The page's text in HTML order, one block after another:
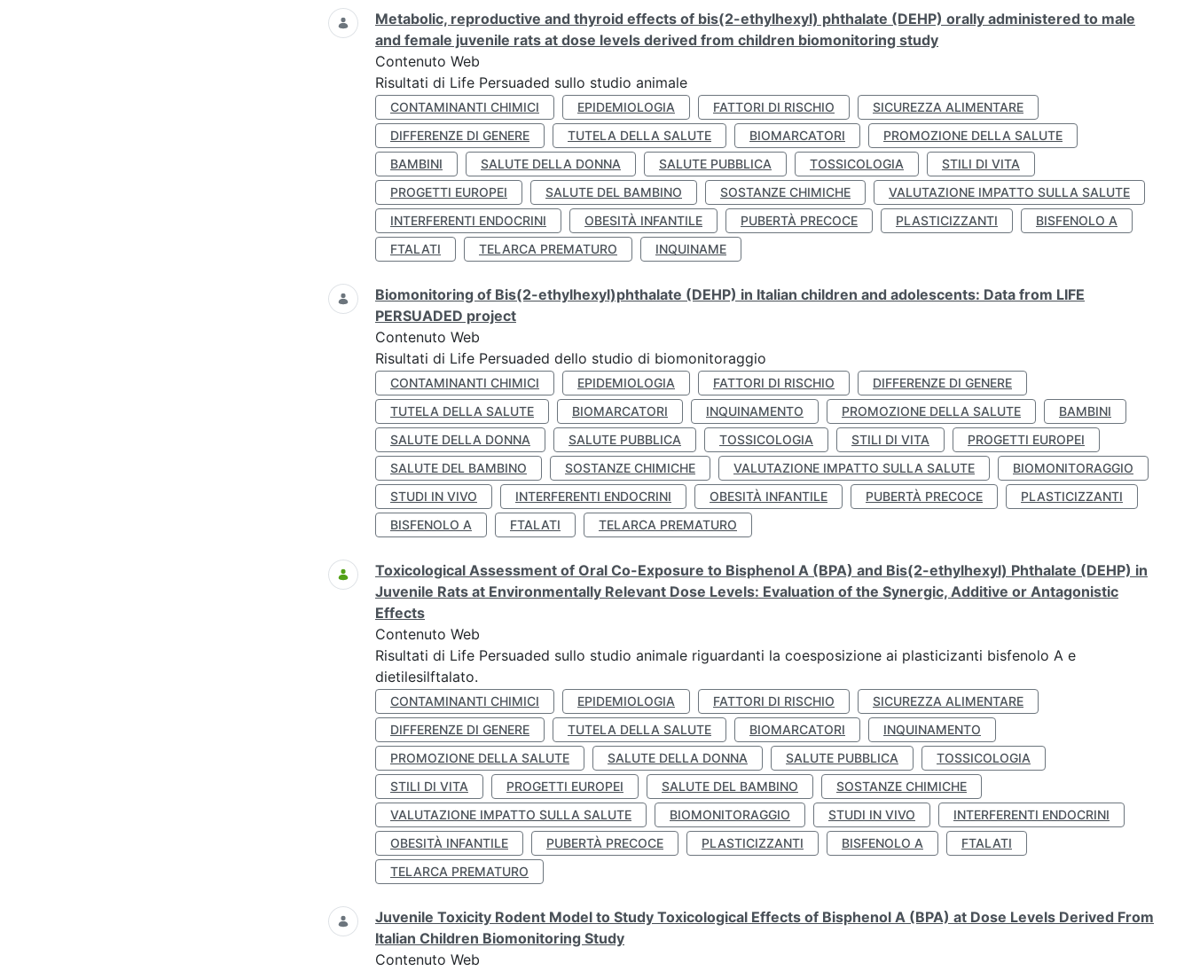
Metabolic, reproductive and thyroid effects of bis(2-ethylhexyl) phthalate (DEHP) orally administered to male
and female juvenile rats at dose levels derived from children biomonitoring study
Contenuto Web
Risultati di Life Persuaded sullo studio animale
CONTAMINANTI CHIMICI EPIDEMIOLOGIA FATTORI DI RISCHIO
SICUREZZA ALIMENTARE
DIFFERENZE DI GENERE
TUTELA DELLA SALUTE BIOMARCATORI
PROMOZIONE DELLA SALUTE
BAMBINI
SALUTE DELLA DONNA SALUTE PUBBLICA TOSSICOLOGIA
STILI DI VITA
PROGETTI EUROPEI
SALUTE DEL BAMBINO SOSTANZE CHIMICHE
VALUTAZIONE IMPATTO SULLA SALUTE
INTERFERENTI ENDOCRINI
OBESITÀ INFANTILE PUBERTÀ PRECOCE PLASTICIZZANTI
BISFENOLO A
FTALATI
TELARCA PREMATURO INQUINAME
Biomonitoring of Bis(2-ethylhexyl)phthalate (DEHP) in Italian children and adolescents: Data from LIFE
PERSUADED project
Contenuto Web
Risultati di Life Persuaded dello studio di biomonitoraggio
CONTAMINANTI CHIMICI EPIDEMIOLOGIA FATTORI DI RISCHIO
DIFFERENZE DI GENERE
TUTELA DELLA SALUTE
BIOMARCATORI INQUINAMENTO PROMOZIONE DELLA SALUTE
BAMBINI
SALUTE DELLA DONNA
SALUTE PUBBLICA TOSSICOLOGIA STILI DI VITA
PROGETTI EUROPEI
SALUTE DEL BAMBINO
SOSTANZE CHIMICHE VALUTAZIONE IMPATTO SULLA SALUTE
BIOMONITORAGGIO
STUDI IN VIVO
INTERFERENTI ENDOCRINI OBESITÀ INFANTILE PUBERTÀ PRECOCE
PLASTICIZZANTI
BISFENOLO A
FTALATI TELARCA PREMATURO
Toxicological Assessment of Oral Co-Exposure to Bisphenol A (BPA) and Bis(2-ethylhexyl) Phthalate (DEHP) in
Juvenile Rats at Environmentally Relevant Dose Levels: Evaluation of the Synergic, Additive or Antagonistic
Effects
Contenuto Web
Risultati di Life Persuaded sullo studio animale riguardanti la coesposizione ai plasticizanti bisfenolo A e
dietilesilftalato.
CONTAMINANTI CHIMICI EPIDEMIOLOGIA FATTORI DI RISCHIO
SICUREZZA ALIMENTARE
DIFFERENZE DI GENERE
TUTELA DELLA SALUTE BIOMARCATORI
INQUINAMENTO
PROMOZIONE DELLA SALUTE
SALUTE DELLA DONNA SALUTE PUBBLICA
TOSSICOLOGIA
STILI DI VITA
PROGETTI EUROPEI SALUTE DEL BAMBINO
SOSTANZE CHIMICHE
VALUTAZIONE IMPATTO SULLA SALUTE
BIOMONITORAGGIO STUDI IN VIVO
INTERFERENTI ENDOCRINI
OBESITÀ INFANTILE
PUBERTÀ PRECOCE PLASTICIZZANTI BISFENOLO A
FTALATI
TELARCA PREMATURO
Juvenile Toxicity Rodent Model to Study Toxicological Effects of Bisphenol A (BPA) at Dose Levels Derived From
Italian Children Biomonitoring Study
Contenuto Web